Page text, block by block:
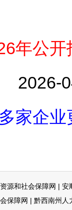
年公
2026-
家企
源和社会保障网 | 安
保障网 | 黔西南州人